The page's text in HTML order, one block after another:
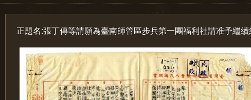
正題名:張丁傳等請願為臺南師管區步兵第一團福利社請准予繼